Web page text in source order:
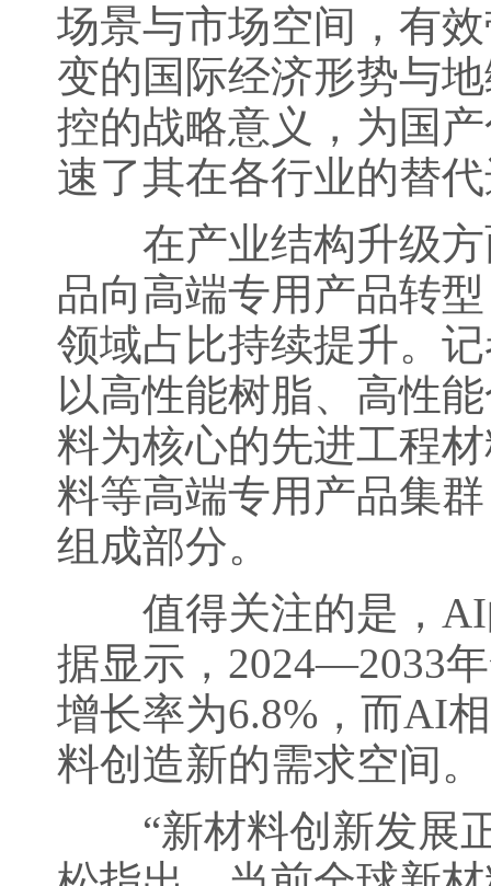
场景与市场空间，有
变的国际经济形势与
控的战略意义，为国
速了其在各行业的替
在产业结构升级方
品向高端专用产品转
领域占比持续提升。
以高性能树脂、高性
料为核心的先进工程
料等高端专用产品集
组成部分。
值得关注的是，AI
据显示，2024—2033
增长率为6.8%，而AI
料创造新的需求空间。
“新材料创新发展正